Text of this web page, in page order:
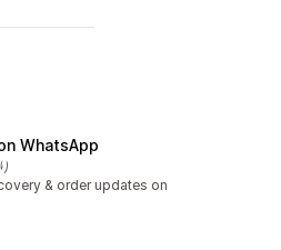
WhatsApp
& order updates on